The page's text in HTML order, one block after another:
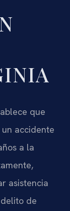
que
accidente
a la
asistencia
de